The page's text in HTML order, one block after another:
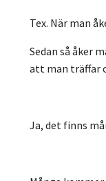
Tex. När man
Sedan så åker
att man träffar
Ja, det finns